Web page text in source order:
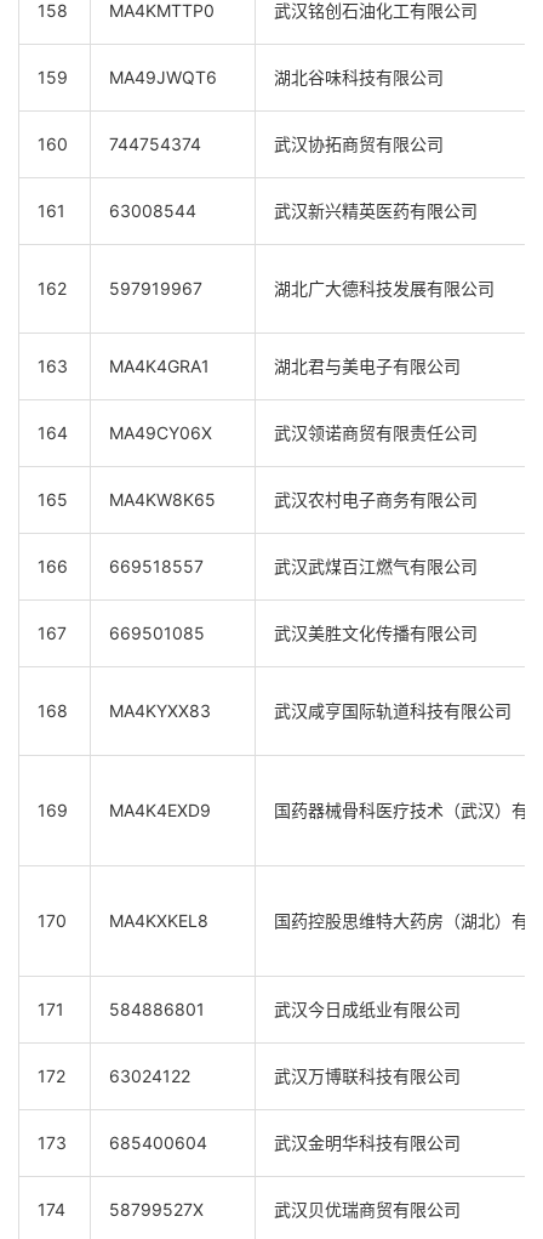
158 MA4KMTTP0 武汉铭创石油化工有限公司
159 MA49JWQT6 湖北谷味科技有限公司
160 744754374 武汉协拓商贸有限公司
161 63008544 武汉新兴精英医药有限公司
162 597919967 湖北广大德科技发展有限公司
163 MA4K4GRA1 湖北君与美电子有限公司
164 MA49CY06X 武汉领诺商贸有限责任公司
165 MA4KW8K65 武汉农村电子商务有限公司
166 669518557 武汉武煤百江燃气有限公司
167 669501085 武汉美胜文化传播有限公司
168 MA4KYXX83 武汉咸亨国际轨道科技有限公司
169 MA4K4EXD9 国药器械骨科医疗技术（武汉）有
170 MA4KXKEL8 国药控股思维特大药房（湖北）有
171 584886801 武汉今日成纸业有限公司
172 63024122 武汉万博联科技有限公司
173 685400604 武汉金明华科技有限公司
174 58799527X 武汉贝优瑞商贸有限公司